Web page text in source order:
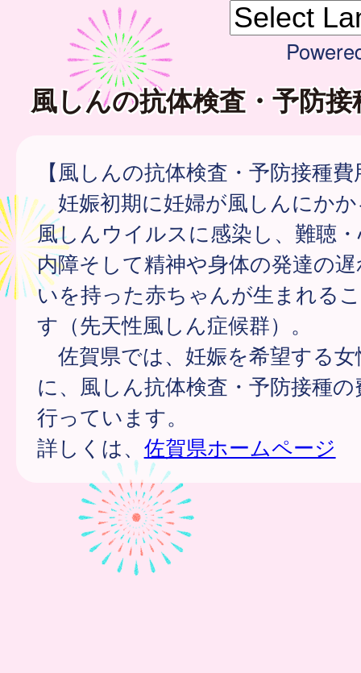
風しんの抗体検査・予防
【風しんの抗体検査・予防接種
妊娠初期に妊婦が風しんにかか
風しんウイルスに感染し、難聴
内障そして精神や身体の発達の
いを持った赤ちゃんが生まれる
す（先天性風しん症候群）。
佐賀県では、妊娠を希望する女
に、風しん抗体検査・予防接種
行っています。
詳しくは、 佐賀県ホームページ